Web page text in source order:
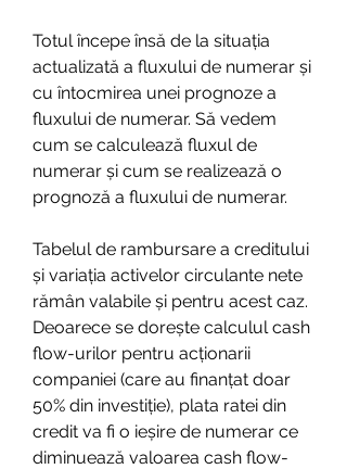
Totul începe însă de la situația
actualizată a fluxului de numerar și
cu întocmirea unei prognoze a
fluxului de numerar. Să vedem
cum se calculează fluxul de
numerar și cum se realizează o
prognoză a fluxului de numerar.
Tabelul de rambursare a creditului
și variația activelor circulante nete
rămân valabile și pentru acest caz.
Deoarece se dorește calculul cash
flow-urilor pentru acționarii
companiei (care au finanțat doar
50% din investiție), plata ratei din
credit va fi o ieșire de numerar ce
diminuează valoarea cash flow-